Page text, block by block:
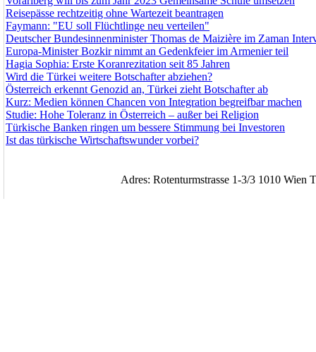
Reisepässe rechtzeitig ohne Wartezeit beantragen
Faymann: "EU soll Flüchtlinge neu verteilen"
Deutscher Bundesinnenminister Thomas de Maizière im Zaman
Europa-Minister Bozkir nimmt an Gedenkfeier im Armenier teil
Hagia Sophia: Erste Koranrezitation seit 85 Jahren
Wird die Türkei weitere Botschafter abziehen?
Österreich erkennt Genozid an, Türkei zieht Botschafter ab
Kurz: Medien können Chancen von Integration begreifbar machen
Studie: Hohe Toleranz in Österreich – außer bei Religion
Türkische Banken ringen um bessere Stimmung bei Investoren
Ist das türkische Wirtschaftswunder vorbei?
Adres: Rotenturmstrasse 1-3/3 1010 Wien